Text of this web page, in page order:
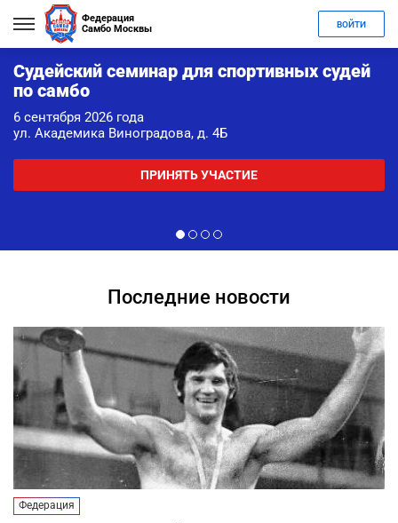
Федерация
Самбо Москвы
ВОЙТИ
Судейский семинар для спортивных судей
по самбо
6 сентября 2026 года
ул. Академика Виноградова, д. 4Б
ПРИНЯТЬ УЧАСТИЕ
Последние новости
Федерация